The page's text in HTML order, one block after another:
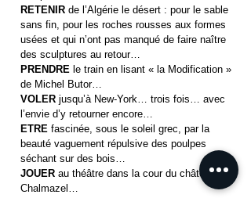
RETENIR de l’Algérie le désert : pour le sable
sans fin, pour les roches rousses aux formes
usées et qui n’ont pas manqué de faire naître
des sculptures au retour…
PRENDRE le train en lisant « la Modification »
de Michel Butor…
VOLER jusqu’à New-York… trois fois… avec
l’envie d’y retourner encore…
ETRE fascinée, sous le soleil grec, par la
beauté vaguement répulsive des poulpes
séchant sur des bois…
JOUER au théâtre dans la cour du château de
Chalmazel…